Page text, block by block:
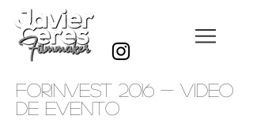
FORINVEST 2016 - video
de evento